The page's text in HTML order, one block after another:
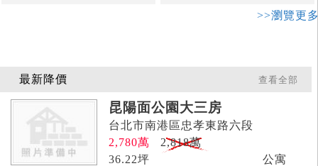
>>瀏覽更
最新降價 查看全部
昆陽面公園大三房
台北市南港區忠孝東路六段
2,780萬
2,818萬
36.22坪 公寓